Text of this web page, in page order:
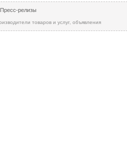
Пресс-релизы
товаров и услуг, объявления